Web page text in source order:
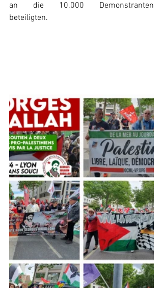
an die 10.000 Demonstranten
beteiligten.